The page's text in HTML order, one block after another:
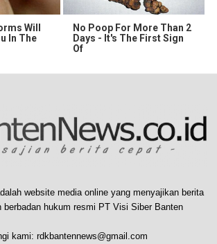
Will
In The
No Poop For More Than 2
Days - It's The First Sign
Of
website media online yang menyajikan berita
berbadan hukum resmi PT Visi Siber Banten
kami: rdkbantennews@gmail.com